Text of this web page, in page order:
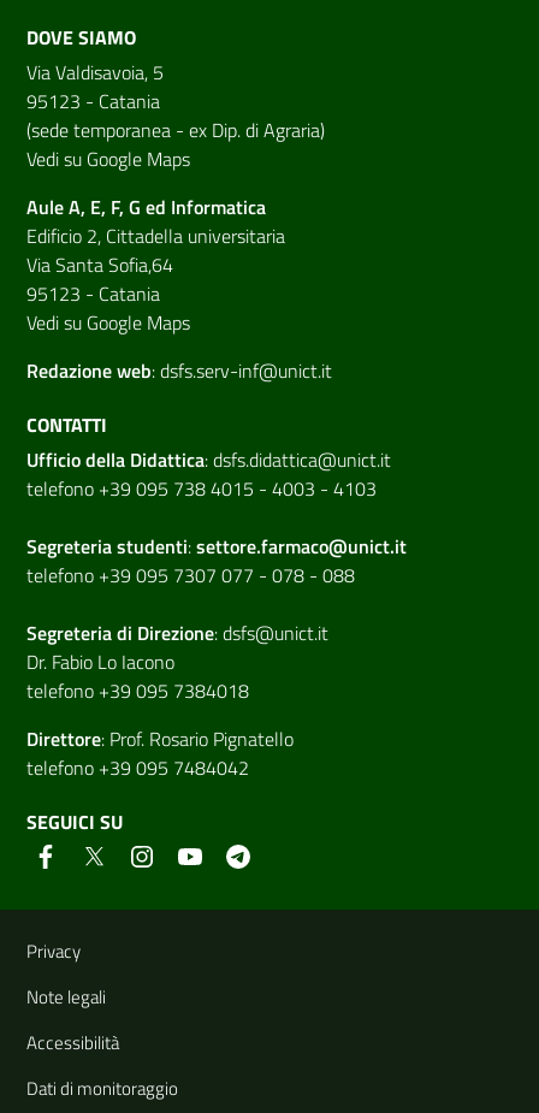
DOVE SIAMO
Via Valdisavoia, 5
95123 - Catania
(sede temporanea - ex Dip. di Agraria)
Vedi su Google Maps
Aule A, E, F, G ed Informatica
Edificio 2, Cittadella universitaria
Via Santa Sofia,64
95123 - Catania
Vedi su Google Maps
Redazione web:dsfs.serv-inf@unict.it
CONTATTI
Ufficio della Didattica:dsfs.didattica@unict.it
telefono +39 095 738 4015 - 4003 - 4103
Segreteria studenti:settore.farmaco@unict.it
telefono +39 095 7307 077 - 078 - 088
Segreteria di Direzione:dsfs@unict.it
Dr. Fabio Lo Iacono
telefono +39 095 7384018
Direttore: Prof. Rosario Pignatello
telefono +39 095 7484042
SEGUICI SU
Link e informazioni utili
Privacy
Note legali
Accessibilità
Dati di monitoraggio